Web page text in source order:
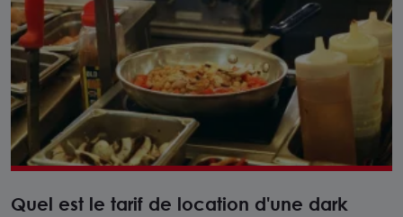
Quel est le tarif de location d'une dark